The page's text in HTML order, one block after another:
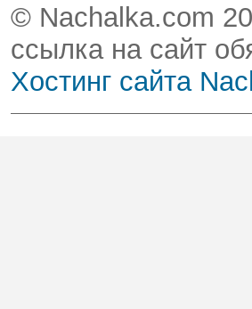
© Nachalka.com
ссылка на сайт
Хостинг сайта